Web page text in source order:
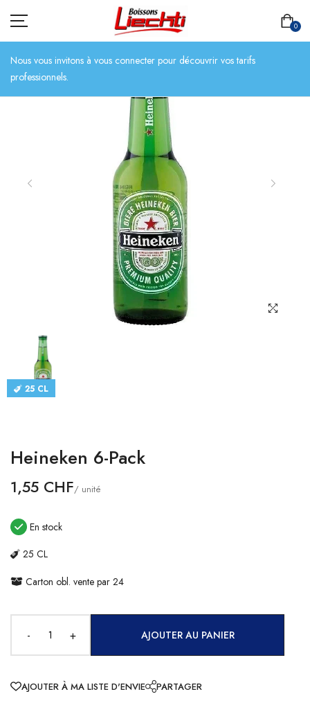
0
BIÈRES
BOISSONS SANS ALCOOL
CATALOGUES
CONTACT
Devise
Nous vous invitons à vous connecter pour découvrir vos tarifs
professionnels.
25 CL
Heineken 6-Pack
1,55 CHF/ unité
En stock
25 CL
Carton obl. vente par 24
- + AJOUTER AU PANIER
AJOUTER À MA LISTE D'ENVIE PARTAGER